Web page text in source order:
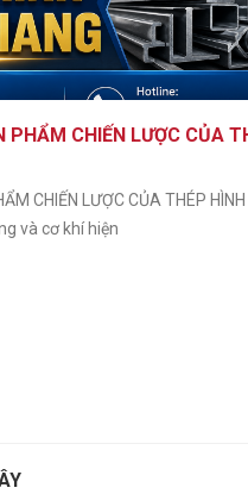
CHIẾN LƯỢC CỦA
CHIẾN LƯỢC CỦA THÉP
và cơ khí hiện